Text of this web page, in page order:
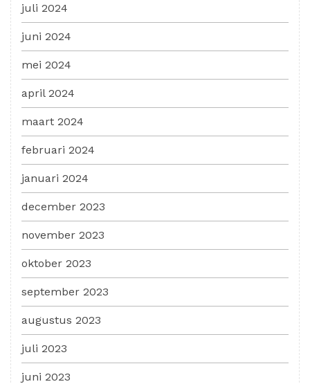
juli 2024
juni 2024
mei 2024
april 2024
maart 2024
februari 2024
januari 2024
december 2023
november 2023
oktober 2023
september 2023
augustus 2023
juli 2023
juni 2023